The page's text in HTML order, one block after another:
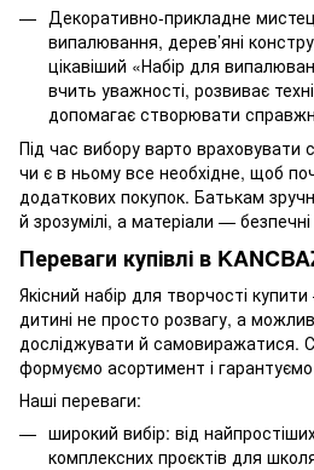
Декоративно-прикладне
випалювання, дерев’яні
цікавіший «Набір для
вчить уважності, розвиває
допомагає створювати
Під час вибору варто враховувати
чи є в ньому все необхідне, щоб
додаткових покупок. Батькам
й зрозумілі, а матеріали —
Переваги купівлі в
Якісний набір для творчості
дитині не просто розвагу, а
досліджувати й самовиражатися.
формуємо асортимент і гарантуємо
Наші переваги:
широкий вибір: від
комплексних проєктів для